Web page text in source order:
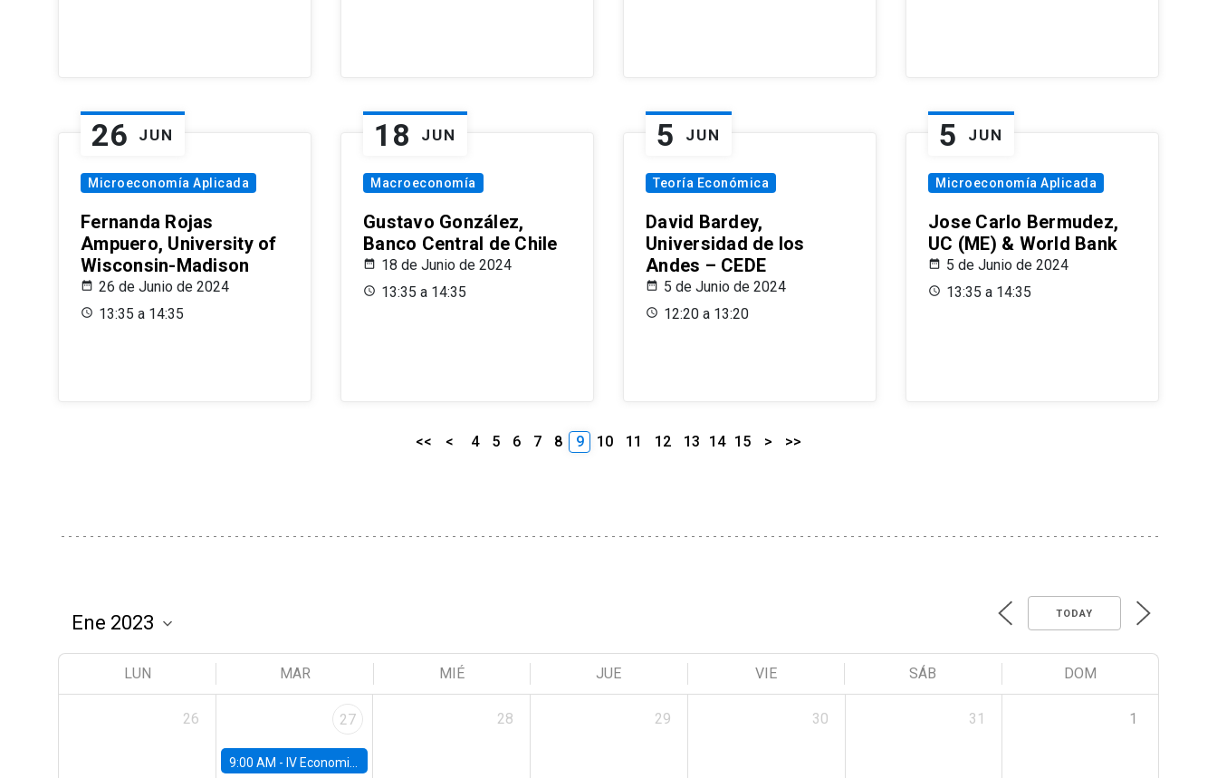
26 JUN
Microeconomía Aplicada
Fernanda Rojas
Ampuero, University of
Wisconsin-Madison
26 de Junio de 2024
13:35 a 14:35
18 JUN
Macroeconomía
Gustavo González,
Banco Central de Chile
18 de Junio de 2024
13:35 a 14:35
5 JUN
Teoría Económica
David Bardey,
Universidad de los
Andes – CEDE
5 de Junio de 2024
12:20 a 13:20
5 JUN
Microeconomía Aplicada
Jose Carlo Bermudez,
UC (ME) & World Bank
5 de Junio de 2024
13:35 a 14:35
<< < 4 5 6 7 8 9 10 11 12 13 14 15 > >>
TODAY
LUN MAR MIÉ JUE VIE SÁB DOM
26 27
9:00 AM - IV Economics Alumni Workshop
28 29 30 31 1